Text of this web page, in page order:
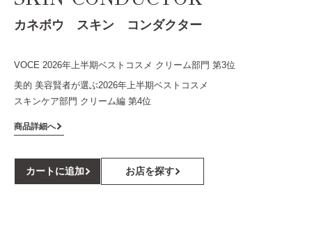
カネボウ スキン コンダクター
VOCE 2026年上半期ベストコスメ クリーム部門 第3位
美的 美容賢者が選ぶ2026年上半期ベストコスメ
スキンケア部門 クリーム編 第4位
商品詳細へ
カートに追加 お店を探す